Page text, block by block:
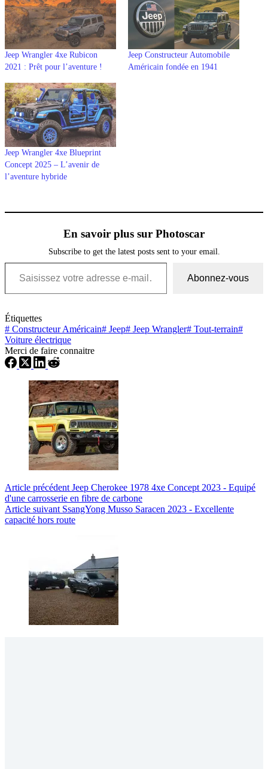
Jeep Wrangler 4xe Rubicon
2021 : Prêt pour l’aventure !
Jeep Constructeur Automobile
Américain fondée en 1941
Jeep Wrangler 4xe Blueprint
Concept 2025 – L’avenir de
l’aventure hybride
En savoir plus sur Photoscar
Subscribe to get the latest posts sent to your email.
Saisissez votre adresse e-mail…
Abonnez-vous
Étiquettes
# Constructeur Américain# Jeep# Jeep Wrangler# Tout-terrain#
Voiture électrique
Merci de faire connaitre
Article précédent Jeep Cherokee 1978 4xe Concept 2023 - Equipé
d'une carrosserie en fibre de carbone
Article suivant SsangYong Musso Saracen 2023 - Excellente
capacité hors route